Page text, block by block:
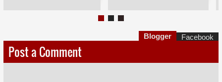
Post a Comment
Blogger Facebook